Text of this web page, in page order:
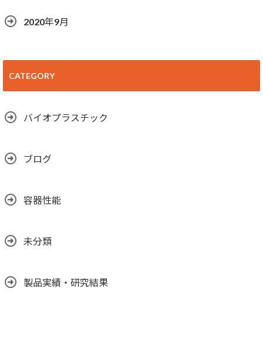
2020年9月
CATEGORY
バイオプラスチック
ブログ
容器性能
未分類
製品実績・研究結果